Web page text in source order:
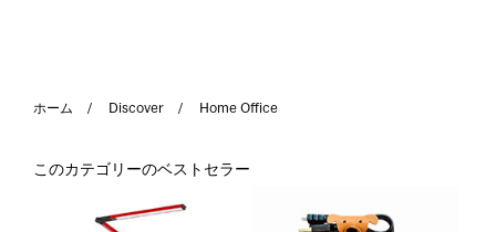
ホーム Discover Home Office
このカテゴリーのベストセラー